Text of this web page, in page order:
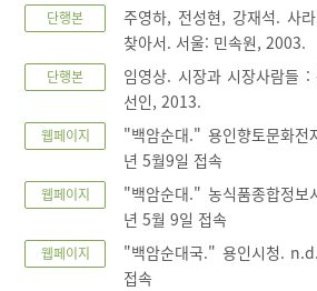
단행본
주영하, 전성현, 강재석. 사
찾아서. 서울: 민속원, 2003.
단행본
임영상. 시장과 시장사람들
선인, 2013.
웹페이지
"백암순대." 용인향토문화
년 5월9일 접속
웹페이지
"백암순대." 농식품종합정
년 5월 9일 접속
웹페이지
"백암순대국." 용인시청.
접속